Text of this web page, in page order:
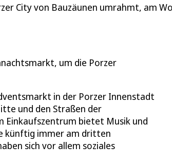
City von Bauzäunen umrahmt, am
um die Porzer
in der Porzer Innenstadt
und den Straßen der
Einkaufszentrum bietet Musik und
künftig immer am dritten
sich vor allem soziales